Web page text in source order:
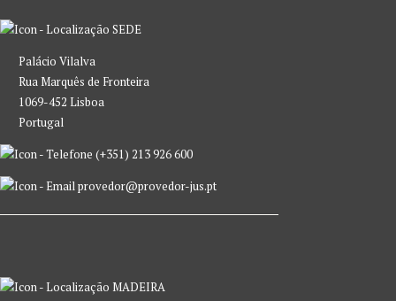
SEDE
Palácio Vilalva
Rua Marquês de Fronteira
1069-452 Lisboa
Portugal
(+351) 213 926 600
provedor@provedor-jus.pt
MADEIRA